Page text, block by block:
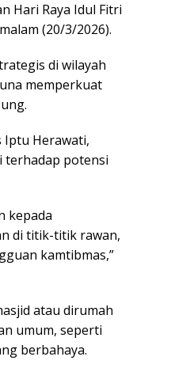
Hari Raya Idul Fitri
(20/3/2026).
di wilayah
memperkuat
Iptu Herawati,
terhadap potensi
kepada
di titik-titik rawan,
kamtibmas,”
atau dirumah
umum, seperti
berbahaya.